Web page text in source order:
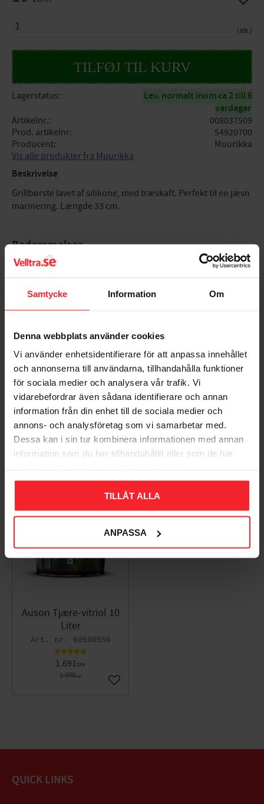
Samtycke Information Om
Denna webbplats använder cookies
Vi använder enhetsidentifierare för att anpassa innehållet
och annonserna till användarna, tillhandahålla funktioner
för sociala medier och analysera vår trafik. Vi
vidarebefordrar även sådana identifierare och annan
information från din enhet till de sociala medier och
annons- och analysföretag som vi samarbetar med.
Dessa kan i sin tur kombinera informationen med annan
information som du har tillhandahållit eller som de har
TILLÅT ALLA
ANPASSA
stk.
Lagerstatus
Lev. normalt inom ca 2 till 6
vardagar
Artikelnr.
008037509
Prod. artikelnr
54920700
Producent
Muurikka
Vis alle produkter fra Muurikka
Beskrivelse
Grillbørste lavet af silikone, med træskaft. Perfekt til en jævn
marinering. Længde 33 cm.
Bedømmelser
Bliv den første, der giver en bedømmelse.
Populära produkter
Auson Tjære-vitriol 10
Liter
60590556
1.691DKK
1.900DKK
11
Gem som favorit
QUICK LINKS